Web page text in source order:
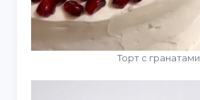
Торт с гранатами